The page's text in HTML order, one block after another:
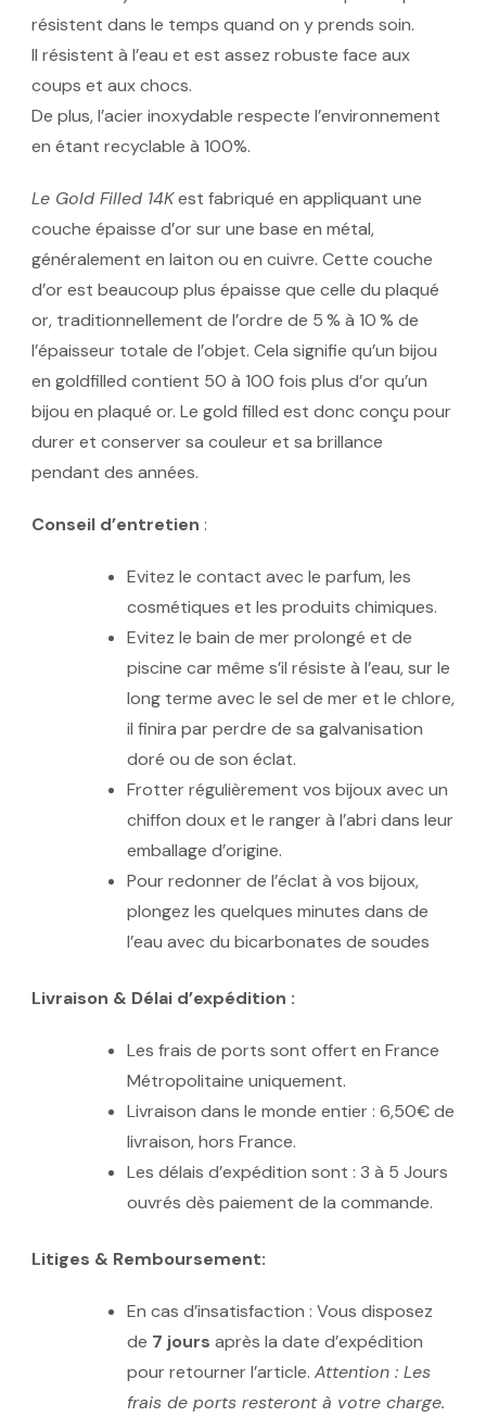
résistent dans le temps quand on y prends soin.
Il résistent à l’eau et est assez robuste face aux
coups et aux chocs.
De plus, l’acier inoxydable respecte l’environnement
en étant recyclable à 100%.
Le Gold Filled 14Kest fabriqué en appliquant une
couche épaisse d’or sur une base en métal,
généralement en laiton ou en cuivre. Cette couche
d’or est beaucoup plus épaisse que celle du plaqué
or, traditionnellement de l’ordre de 5 % à 10 % de
l’épaisseur totale de l’objet. Cela signifie qu’un bijou
en goldfilled contient 50 à 100 fois plus d’or qu’un
bijou en plaqué or. Le gold filled est donc conçu pour
durer et conserver sa couleur et sa brillance
pendant des années.
Conseil d’entretien :
Evitez le contact avec le parfum, les
cosmétiques et les produits chimiques.
Evitez le bain de mer prolongé et de
piscine car même s’il résiste à l’eau, sur le
long terme avec le sel de mer et le chlore,
il finira par perdre de sa galvanisation
doré ou de son éclat.
Frotter régulièrement vos bijoux avec un
chiffon doux et le ranger à l’abri dans leur
emballage d’origine.
Pour redonner de l’éclat à vos bijoux,
plongez les quelques minutes dans de
l’eau avec du bicarbonates de soudes
Livraison & Délai d’expédition :
Les frais de ports sont offert en France
Métropolitaine uniquement.
Livraison dans le monde entier : 6,50€ de
livraison, hors France.
Les délais d’expédition sont : 3 à 5 Jours
ouvrés dès paiement de la commande.
Litiges & Remboursement:
En cas d’insatisfaction : Vous disposez
de 7 jours après la date d’expédition
pour retourner l’article. Attention : Les
frais de ports resteront à votre charge.